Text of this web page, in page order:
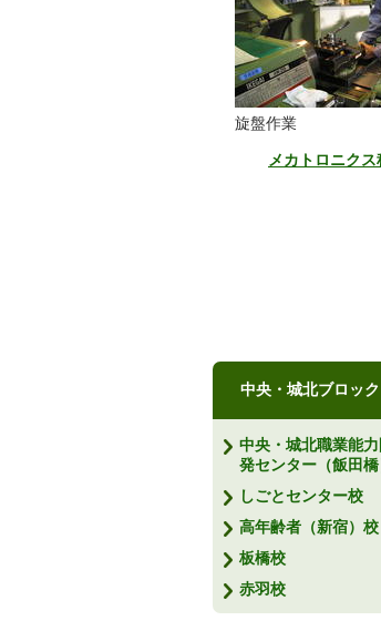
旋盤作業
メカトロニク
中央・城北ブロック
中央・城北職業能力
発センター（飯田橋
しごとセンター校
高年齢者（新宿）校
板橋校
赤羽校